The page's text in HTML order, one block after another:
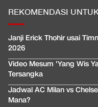
REKOMENDASI
Janji Erick Thohir usai
2026
Video Mesum 'Yang Wis
Tersangka
Jadwal AC Milan vs
Mana?